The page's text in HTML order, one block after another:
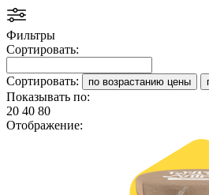
Фильтры
Сортировать:
Сортировать: по возрастанию цены
Показывать по:
20 40 80
Отображение: